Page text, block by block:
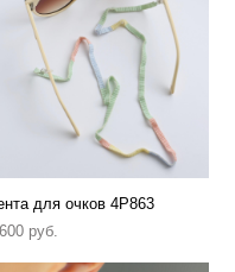
для очков 4P863
pуб.